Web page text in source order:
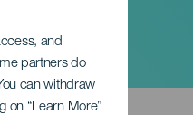
and
partners do
can withdraw
on “Learn More”